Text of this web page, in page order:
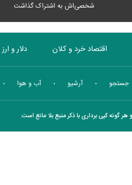
شخصی‌اش به اشتراک گذاشت
اقتصاد خرد و کلان دلار و ارز
بورس انرژی چندرسانه ای جستجو آرشیو آب و هوا